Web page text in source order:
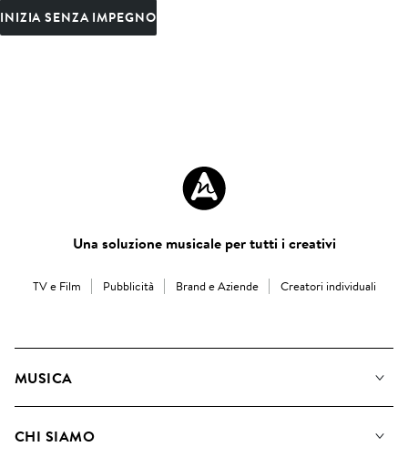
INIZIA SENZA IMPEGNO
Una soluzione musicale per tutti i creativi
TV e Film Pubblicità Brand e Aziende Creatori individuali
MUSICA
Cerca
CHI SIAMO